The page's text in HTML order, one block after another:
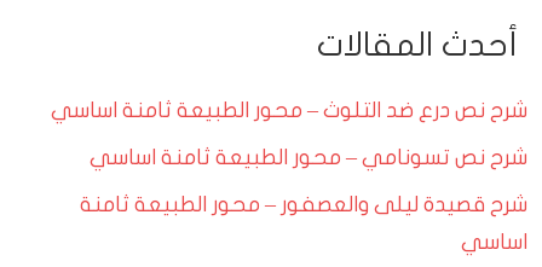
أحدث المقالات
شرح نص درع ضد التلوث – محور الطبيعة ثامنة اساسي
شرح نص تسونامي – محور الطبيعة ثامنة اساسي
شرح قصيدة ليلى والعصفور – محور الطبيعة ثامنة
اساسي